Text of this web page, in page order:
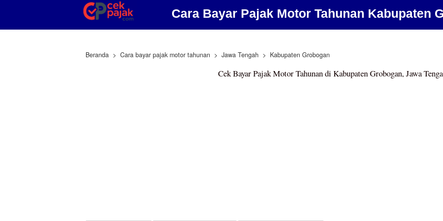
Cara Bayar Pajak Motor Tahunan Kabupaten
Beranda Cara bayar pajak motor tahunan Jawa Tengah Kabupaten Grobogan
Cek Bayar Pajak Motor Tahunan di Kabupaten Grobogan, Jawa